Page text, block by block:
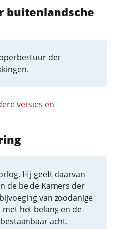
buitenlandsche
der
versies en
Hij geeft daarvan
de beide Kamers der
van zoodanige
met het belang en de
acht.